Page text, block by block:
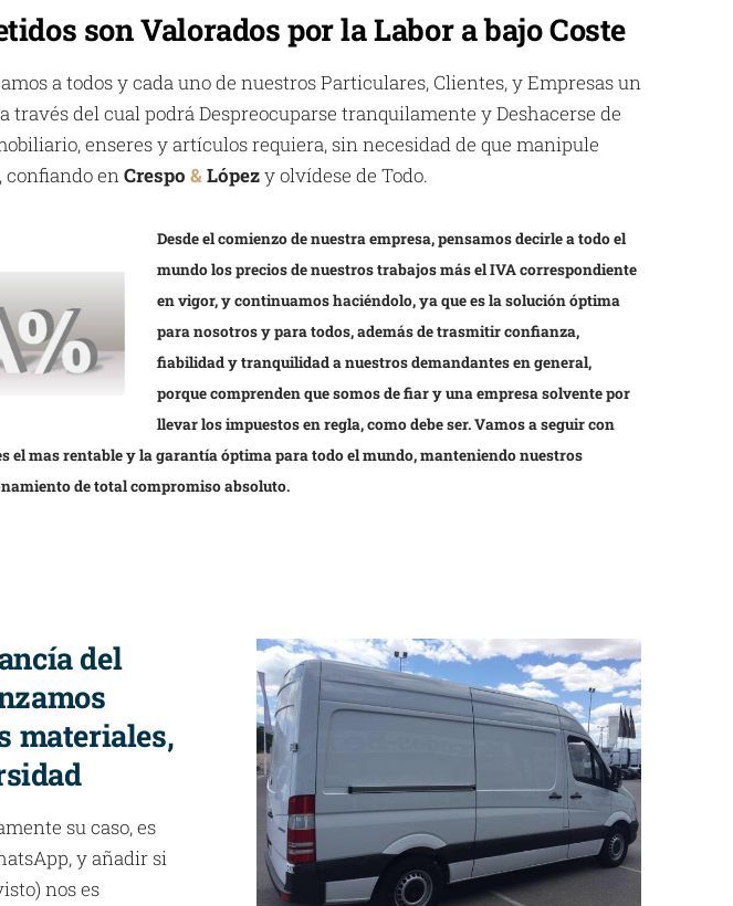
son Valorados por la Labor a bajo Coste
a todos y cada uno de nuestros Particulares, Clientes, y Empresas un
través del cual podrá Despreocuparse tranquilamente y Deshacerse de
enseres y artículos requiera, sin necesidad de que manipule
confiando enCrespo &Lópezy olvídese de Todo.
Desde el comienzo de nuestra empresa, pensamos decirle a todo el
mundo los precios de nuestros trabajos más el IVA correspondiente
en vigor, y continuamos haciéndolo, ya que es la solución óptima
para nosotros y para todos, además de trasmitir confianza,
fiabilidad y tranquilidad a nuestros demandantes en general,
porque comprenden que somos de fiar y una empresa solvente por
llevar los impuestos en regla, como debe ser. Vamos a seguir con
el mas rentable y la garantía óptima para todo el mundo, manteniendo nuestros
de total compromiso absoluto.
del
materiales,
su caso, es
y añadir si
nos es